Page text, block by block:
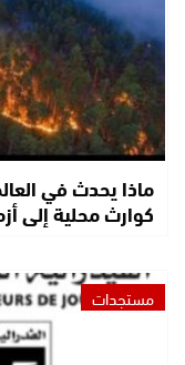
ماذا يحدث في
كوارث محلية إلى
مستجدات